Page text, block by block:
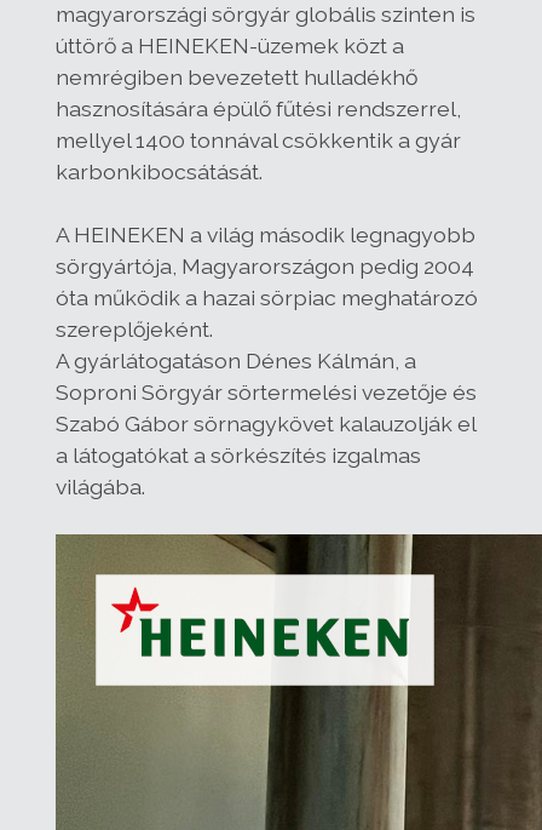
magyarországi sörgyár globális szinten is
úttörő a HEINEKEN-üzemek közt a
nemrégiben bevezetett hulladékhő
hasznosítására épülő fűtési rendszerrel,
mellyel 1400 tonnával csökkentik a gyár
karbonkibocsátását.
A HEINEKEN a világ második legnagyobb
sörgyártója, Magyarországon pedig 2004
óta működik a hazai sörpiac meghatározó
szereplőjeként.
A gyárlátogatáson Dénes Kálmán, a
Soproni Sörgyár sörtermelési vezetője és
Szabó Gábor sörnagykövet kalauzolják el
a látogatókat a sörkészítés izgalmas
világába.